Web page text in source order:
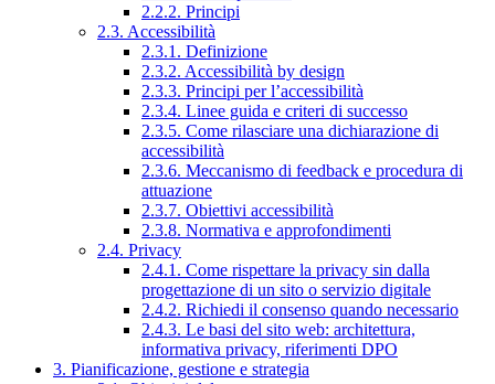
2.2.2. Principi
2.3. Accessibilità
2.3.1. Definizione
2.3.2. Accessibilità by design
2.3.3. Principi per l’accessibilità
2.3.4. Linee guida e criteri di successo
2.3.5. Come rilasciare una dichiarazione di
accessibilità
2.3.6. Meccanismo di feedback e procedura di
attuazione
2.3.7. Obiettivi accessibilità
2.3.8. Normativa e approfondimenti
2.4. Privacy
2.4.1. Come rispettare la privacy sin dalla
progettazione di un sito o servizio digitale
2.4.2. Richiedi il consenso quando necessario
2.4.3. Le basi del sito web: architettura,
informativa privacy, riferimenti DPO
3. Pianificazione, gestione e strategia